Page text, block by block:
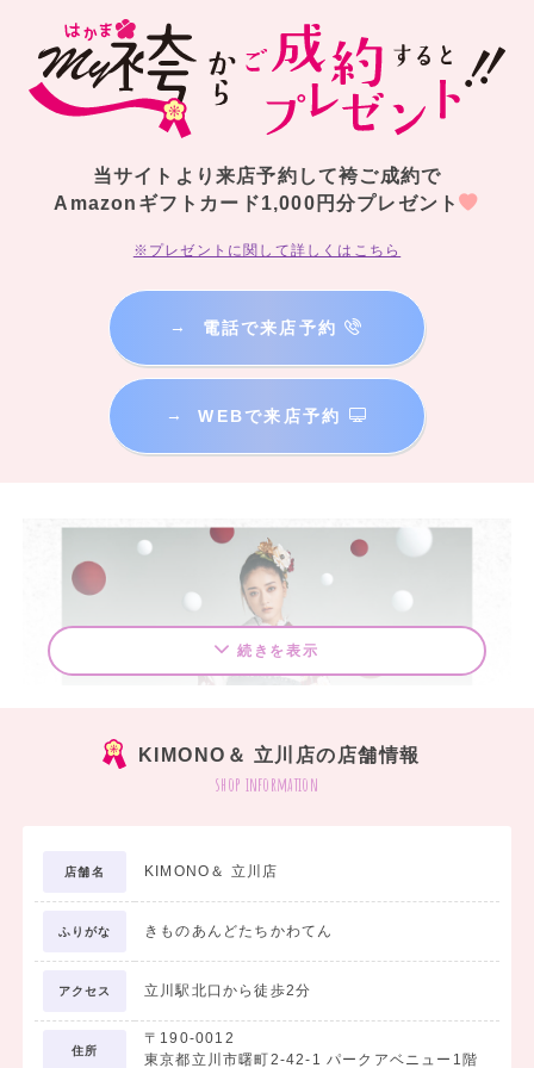
当サイトより来店予約して袴ご成約で
Amazonギフトカード1,000円分プレゼント
※プレゼントに関して詳しくはこちら
→ 電話で来店予約
→ WEBで来店予約
続きを表示
KIMONO＆ 立川店の店舗情報
shop information
店舗名 KIMONO＆ 立川店
ふりがな きものあんどたちかわてん
アクセス 立川駅北口から徒歩2分
住所
〒190-0012
東京都立川市曙町2-42-1 パークアベニュー1階